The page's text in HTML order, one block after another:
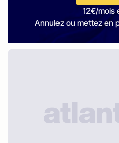
12€/mois
Annulez ou mettez en